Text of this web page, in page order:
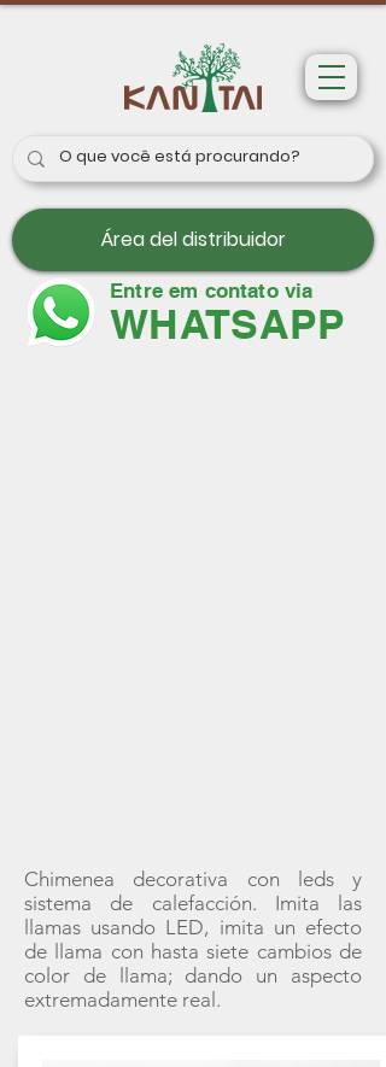
Área del distribuidor
Entre em contato via
WHATSAPP
Chimenea decorativa con leds y
sistema de calefacción. Imita las
llamas usando LED, imita un efecto
de llama con hasta siete cambios de
color de llama; dando un aspecto
extremadamente real.